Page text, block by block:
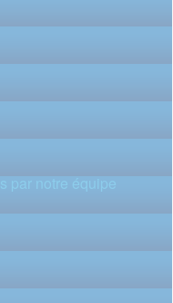
par notre équipe